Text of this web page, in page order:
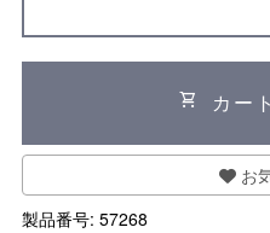
shopping_cart カー
お
製品番号: 57268